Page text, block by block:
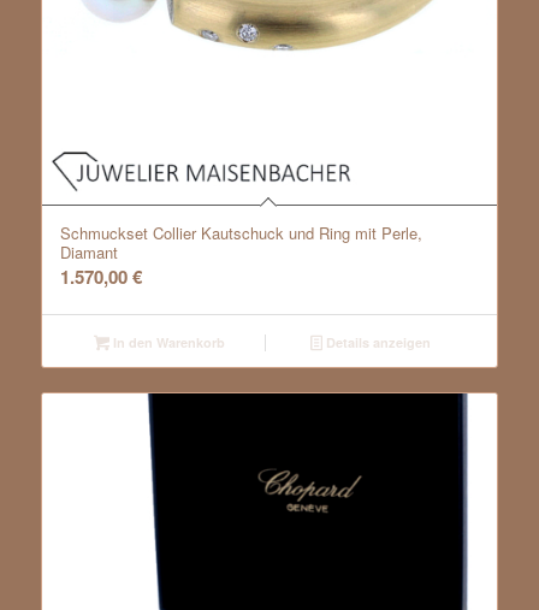
Schmuckset Collier Kautschuck und Ring mit Perle,
Diamant
1.570,00€
In den Warenkorb Details anzeigen